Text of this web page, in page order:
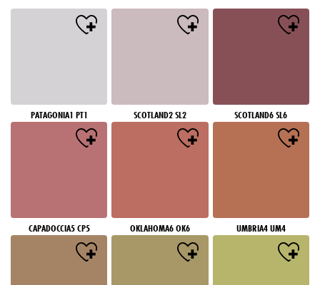
PATAGONIA1 PT1 SCOTLAND2 SL2 SCOTLAND6 SL6
CAPADOCCIA5 CP5 OKLAHOMA6 OK6 UMBRIA4 UM4